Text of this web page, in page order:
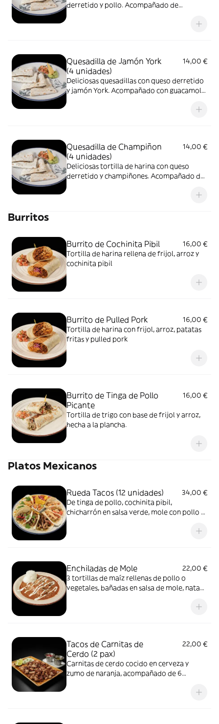
derretido y pollo. Acompañado de
Quesadilla de Jamón York
(4 unidades)
14,00 €
Deliciosas quesadillas con queso derretido
y jamón York. Acompañado con guacamole
Quesadilla de Champiñon
(4 unidades)
14,00 €
Deliciosas tortilla de harina con queso
derretido y champiñones. Acompañado de
Burritos
Burrito de Cochinita Pibil
16,00 €
Tortilla de harina rellena de frijol, arroz y
cochinita pibil
Burrito de Pulled Pork
16,00 €
Tortilla de harina con frijol, arroz, patatas
fritas y pulled pork
Burrito de Tinga de Pollo
Picante
16,00 €
Tortilla de trigo con base de frijol y arroz,
hecha a la plancha.
Platos Mexicanos
Rueda Tacos (12 unidades)
34,00 €
De tinga de pollo, cochinita pibil,
chicharrón en salsa verde, mole con pollo y
Enchiladas de Mole
22,00 €
3 tortillas de maíz rellenas de pollo o
vegetales, bañadas en salsa de mole, nata
Tacos de Carnitas de
Cerdo (2 pax)
22,00 €
Carnitas de cerdo cocido en cerveza y
zumo de naranja, acompañado de 6